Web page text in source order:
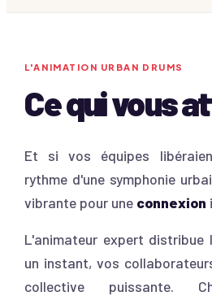
L'ANIMATION URBAN DRUMS
Ce qui vous
Et si vos équipes
rythme d'une symphonie
vibrante pour une connexion
L'animateur expert
un instant, vos
collective puissante.